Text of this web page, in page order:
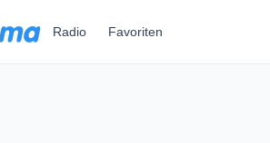
Radio Favoriten